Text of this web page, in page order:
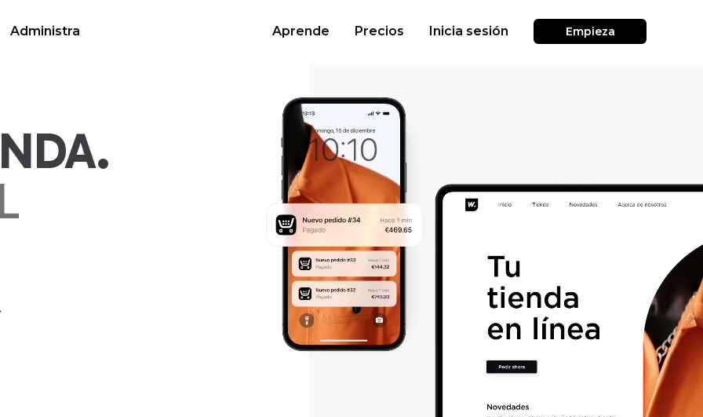
Administra Aprende Precios Inicia sesión Empieza